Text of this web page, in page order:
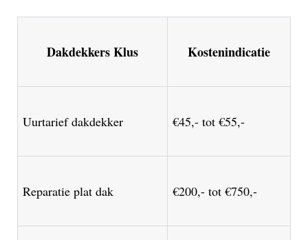
Dakdekkers Klus Kostenindicatie
Uurtarief dakdekker €45,- tot €55,-
Reparatie plat dak €200,- tot €750,-